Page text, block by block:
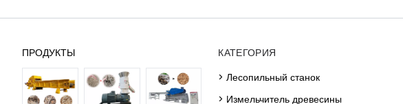
ПРОДУКТЫ
КАТЕГОРИЯ
> Лесопильный станок
> Измельчитель древесины